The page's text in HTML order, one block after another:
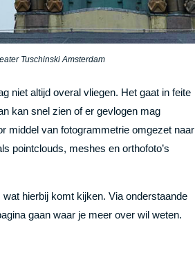
Tuschinski Amsterdam
niet altijd overal vliegen. Het gaat in feite
kan snel zien of er gevlogen mag
middel van fotogrammetrie omgezet naar
pointclouds, meshes en orthofoto’s
hierbij komt kijken. Via onderstaande
gaan waar je meer over wil weten.